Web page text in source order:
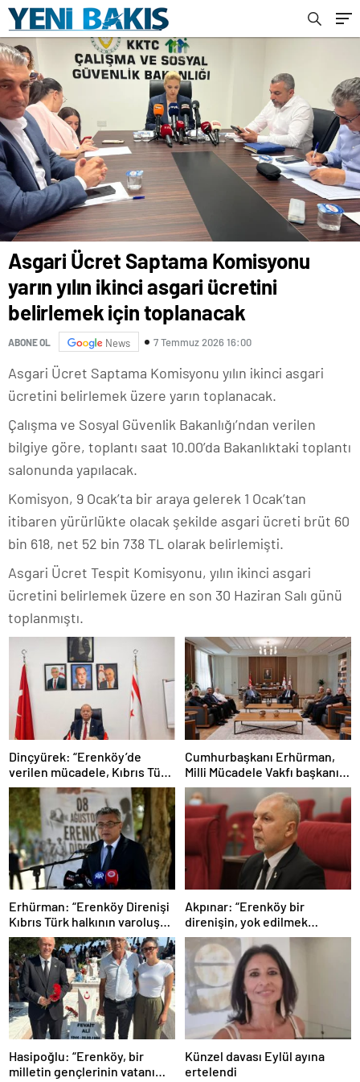
Asgari Ücret Saptama Komisyonu
yarın yılın ikinci asgari ücretini
belirlemek için toplanacak
ABONE OL News 7 Temmuz 2026 16:00
Asgari Ücret Saptama Komisyonu yılın ikinci asgari
ücretini belirlemek üzere yarın toplanacak.
Çalışma ve Sosyal Güvenlik Bakanlığı’ndan verilen
bilgiye göre, toplantı saat 10.00’da Bakanlıktaki toplantı
salonunda yapılacak.
Komisyon, 9 Ocak’ta bir araya gelerek 1 Ocak’tan
itibaren yürürlükte olacak şekilde asgari ücreti brüt 60
bin 618, net 52 bin 738 TL olarak belirlemişti.
Asgari Ücret Tespit Komisyonu, yılın ikinci asgari
ücretini belirlemek üzere en son 30 Haziran Salı günü
toplanmıştı.
Dinçyürek: “Erenköy’de
verilen mücadele, Kıbrıs Türk
halkının vatanına sahip çıkma
iradesinin en güçlü
göstergelerinden biri”
Cumhurbaşkanı Erhürman,
Milli Mücadele Vakfı başkanı
ve yönetim kurulu üyelerini
kabul etti
Erhürman: “Erenköy Direnişi
Kıbrıs Türk halkının varoluş
mücadelesinde dönüm
noktalarından biri”
Akpınar: “Erenköy bir
direnişin, yok edilmek
istenen bir halkın ‘Ben
buradayım ve var olmaya
devam edeceğim’ dediği yer”
Hasipoğlu: “Erenköy, bir
milletin gençlerinin vatanı
Künzel davası Eylül ayına
ertelendi